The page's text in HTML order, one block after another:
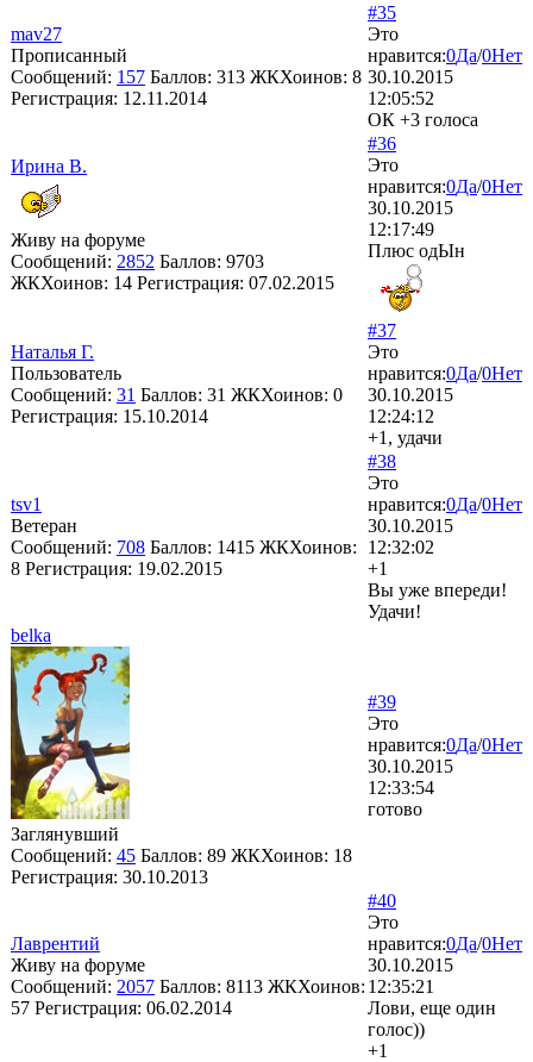
mav27
Прописанный
Сообщений: 157 Баллов: 313 ЖКХоинов: 8
Регистрация: 12.11.2014
#35
Это
нравится:0Да/0Нет
30.10.2015
12:05:52
ОК +3 голоса
Ирина В.
Живу на форуме
Сообщений: 2852 Баллов: 9703
ЖКХоинов: 14 Регистрация: 07.02.2015
#36
Это
нравится:0Да/0Нет
30.10.2015
12:17:49
Плюс одЫн
Наталья Г.
Пользователь
Сообщений: 31 Баллов: 31 ЖКХоинов: 0
Регистрация: 15.10.2014
#37
Это
нравится:0Да/0Нет
30.10.2015
12:24:12
+1, удачи
tsv1
Ветеран
Сообщений: 708 Баллов: 1415 ЖКХоинов:
8 Регистрация: 19.02.2015
#38
Это
нравится:0Да/0Нет
30.10.2015
12:32:02
+1
Вы уже впереди!
Удачи!
belka
Заглянувший
Сообщений: 45 Баллов: 89 ЖКХоинов: 18
Регистрация: 30.10.2013
#39
Это
нравится:0Да/0Нет
30.10.2015
12:33:54
готово
Лаврентий
Живу на форуме
Сообщений: 2057 Баллов: 8113 ЖКХоинов:
57 Регистрация: 06.02.2014
#40
Это
нравится:0Да/0Нет
30.10.2015
12:35:21
Лови, еще один
голос))
+1